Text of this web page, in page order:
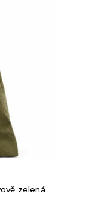
zelená